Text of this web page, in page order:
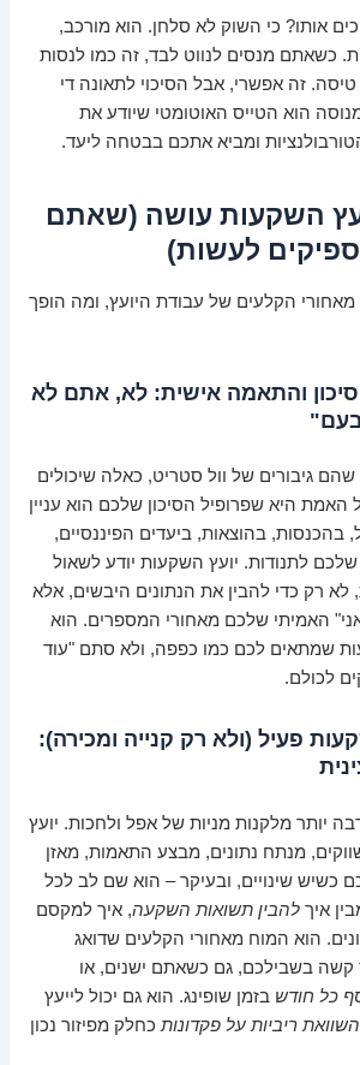
אותו? כי השוק לא סלחן. הוא מורכב,
כשאתם מנסים לנווט לבד, זה כמו לנסות
זה אפשרי, אבל הסיכוי לתאונה די
הוא הטייס האוטומטי שיודע את
ומביא אתכם בבטחה ליעד.
השקעות עושה (שאתם
לעשות)
הקלעים של עבודת היועץ, ומה הופך
סיכון והתאמה אישית: לא, אתם לא
גיבורים של וול סטריט, כאלה שיכולים
היא שפרופיל הסיכון שלכם הוא עניין
בהכנסות, בהוצאות, ביעדים הפיננסיים,
לתנודות. יועץ השקעות יודע לשאול
לא רק כדי להבין את הנתונים היבשים, אלא
האמיתי שלכם מאחורי המספרים. הוא
שמתאים לכם כמו כפפה, ולא סתם "עוד
לכולם.
פעיל (ולא רק קנייה ומכירה):
יותר מלקנות מניות של אפל ולחכות. יועץ
מנתח נתונים, מבצע התאמות, מאזן
שינויים, ובעיקר – הוא שם לב לכל
איךלהבין תשואות השקעה, איך למקסם
הוא המוח מאחורי הקלעים שדואג
בשבילכם, גם כשאתם ישנים, או
כל חודש בזמן שופינג. הוא גם יכול לייעץ
השוואת ריביות על פקדונות כחלק מפיזור נכון